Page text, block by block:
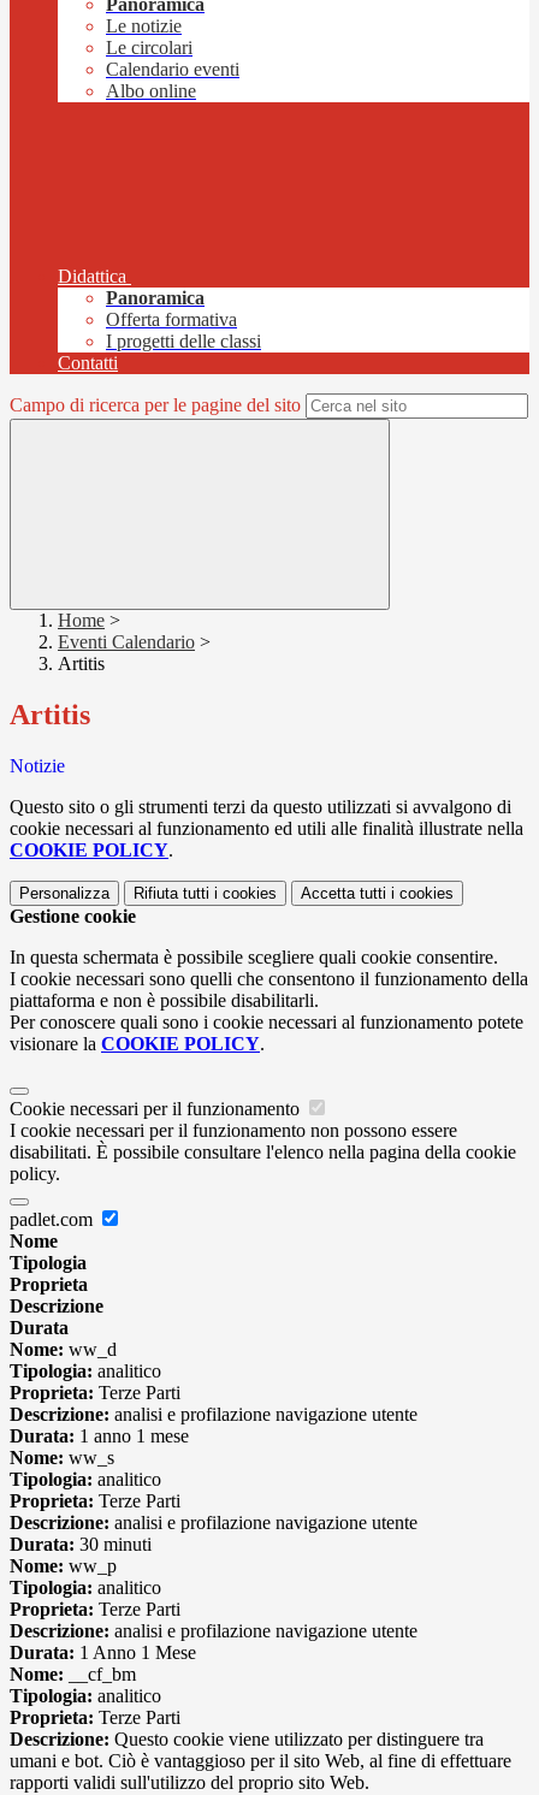
Panoramica
Le notizie
Le circolari
Calendario eventi
Albo online
Didattica
Panoramica
Offerta formativa
I progetti delle classi
Contatti
Campo di ricerca per le pagine del sito
Home >
Eventi Calendario >
Artitis
Artitis
Notizie
Questo sito o gli strumenti terzi da questo utilizzati si avvalgono di
cookie necessari al funzionamento ed utili alle finalità illustrate nella
COOKIE POLICY.
Personalizza Rifiuta tutti i cookies Accetta tutti i cookies
Gestione cookie
In questa schermata è possibile scegliere quali cookie consentire.
I cookie necessari sono quelli che consentono il funzionamento della
piattaforma e non è possibile disabilitarli.
Per conoscere quali sono i cookie necessari al funzionamento potete
visionare la COOKIE POLICY.
Cookie necessari per il funzionamento
I cookie necessari per il funzionamento non possono essere
disabilitati. È possibile consultare l'elenco nella pagina della cookie
policy.
padlet.com
Nome
Tipologia
Proprieta
Descrizione
Durata
Nome: ww_d
Tipologia: analitico
Proprieta: Terze Parti
Descrizione: analisi e profilazione navigazione utente
Durata: 1 anno 1 mese
Nome: ww_s
Tipologia: analitico
Proprieta: Terze Parti
Descrizione: analisi e profilazione navigazione utente
Durata: 30 minuti
Nome: ww_p
Tipologia: analitico
Proprieta: Terze Parti
Descrizione: analisi e profilazione navigazione utente
Durata: 1 Anno 1 Mese
Nome: __cf_bm
Tipologia: analitico
Proprieta: Terze Parti
Descrizione: Questo cookie viene utilizzato per distinguere tra
umani e bot. Ciò è vantaggioso per il sito Web, al fine di effettuare
rapporti validi sull'utilizzo del proprio sito Web.